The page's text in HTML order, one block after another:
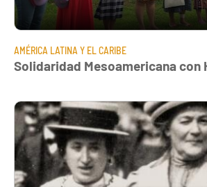
AMÉRICA LATINA Y EL CARIBE
Solidaridad Mesoamericana con